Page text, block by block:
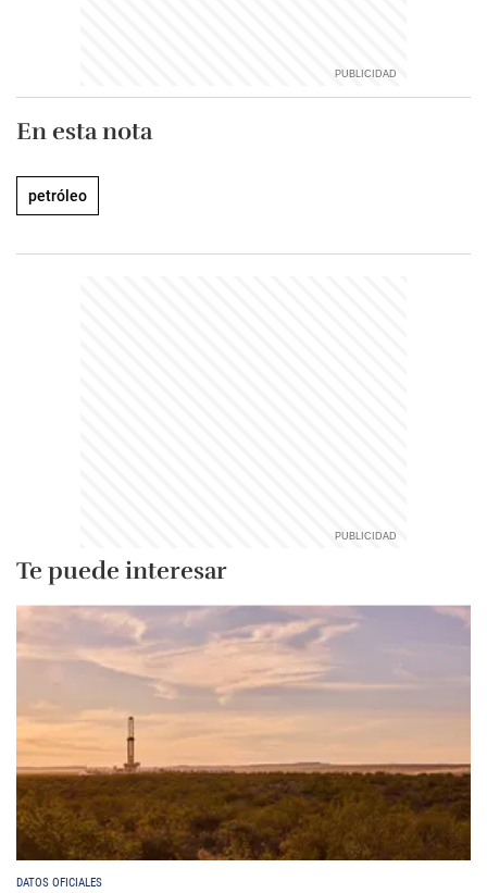
En esta nota
petróleo
Te puede interesar
DATOS OFICIALES